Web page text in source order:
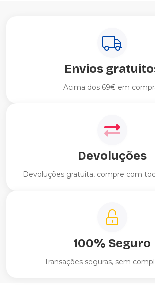
Envios
Acima dos 69€ em
Devoluções
Devoluções gratuita, compre com
100% Seguro
Transações seguras, sem